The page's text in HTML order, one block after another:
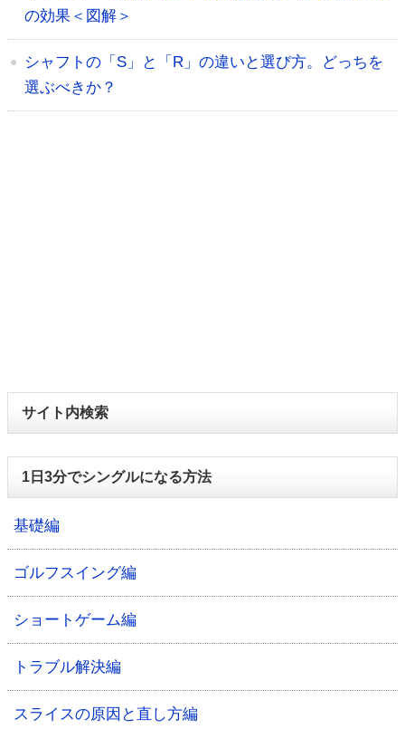
の効果＜図解＞
シャフトの「S」と「R」の違いと選び方。どっちを
選ぶべきか？
サイト内検索
1日3分でシングルになる方法
基礎編
ゴルフスイング編
ショートゲーム編
トラブル解決編
スライスの原因と直し方編